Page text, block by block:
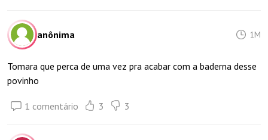
anônima 1M
Tomara que perca de uma vez pra acabar com a baderna desse
povinho
1 comentário 3 3